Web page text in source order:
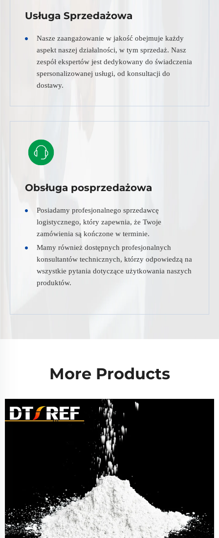
Usługa Sprzedażowa
Nasze zaangażowanie w jakość obejmuje każdy
aspekt naszej działalności, w tym sprzedaż. Nasz
zespół ekspertów jest dedykowany do świadczenia
spersonalizowanej usługi, od konsultacji do
dostawy.
Obsługa posprzedażowa
Posiadamy profesjonalnego sprzedawcę
logistycznego, który zapewnia, że Twoje
zamówienia są kończone w terminie.
Mamy również dostępnych profesjonalnych
konsultantów technicznych, którzy odpowiedzą na
wszystkie pytania dotyczące użytkowania naszych
produktów.
More Products